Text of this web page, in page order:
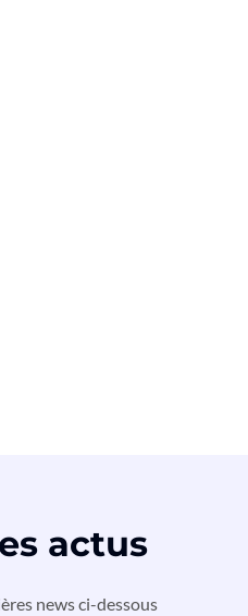
actus
news ci-dessous